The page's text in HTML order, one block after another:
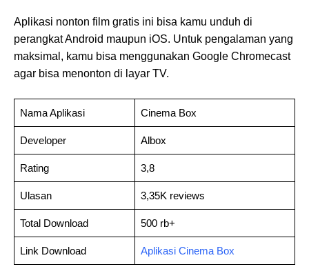
Aplikasi nonton film gratis ini bisa kamu unduh di
perangkat Android maupun iOS. Untuk pengalaman yang
maksimal, kamu bisa menggunakan Google Chromecast
agar bisa menonton di layar TV.
Nama Aplikasi Cinema Box
Developer Albox
Rating 3,8
Ulasan 3,35K reviews
Total Download 500 rb+
Link Download Aplikasi Cinema Box